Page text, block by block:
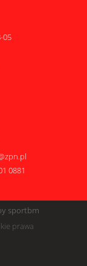
05
0881
sportbm
prawa